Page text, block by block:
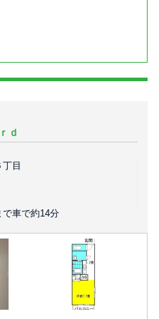
ｄ
目
で車で約14分